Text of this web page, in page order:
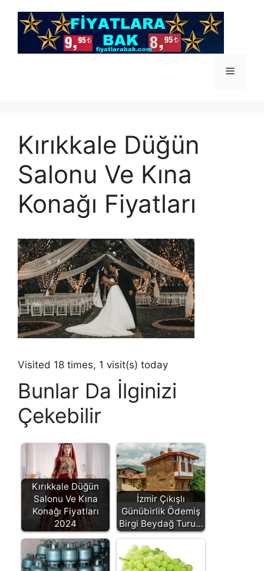
Menü
Kırıkkale Düğün
Salonu Ve Kına
Konağı Fiyatları
Visited 18 times, 1 visit(s) today
Bunlar Da İlginizi
Çekebilir
Kırıkkale Düğün
Salonu Ve Kına
Konağı Fiyatları
2024
İzmir Çıkışlı
Günübirlik Ödemiş
Birgi Beydağ Turu…